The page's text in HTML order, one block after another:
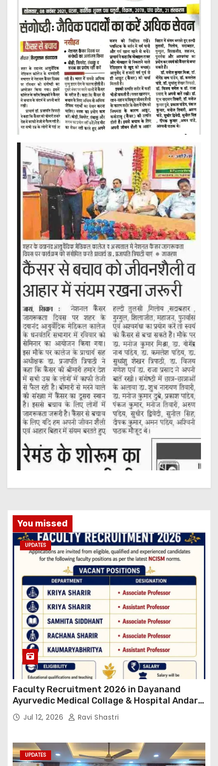
You missed
UPDATES
Faculty Recruitment 2026 in Dayanand
Ayurvedic Medical Collage & Hospital Andar
Road ,Siwan
Jul 12, 2026 Ravi Shastri
UPDATES